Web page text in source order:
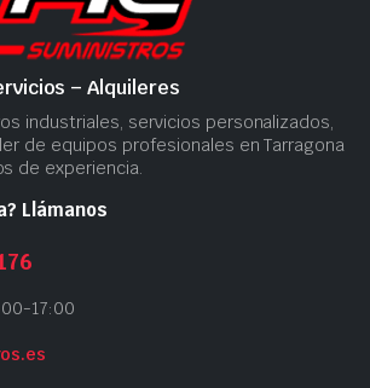
– Alquileres
industriales, servicios personalizados,
de equipos profesionales en Tarragona
de experiencia.
Llámanos
17:00